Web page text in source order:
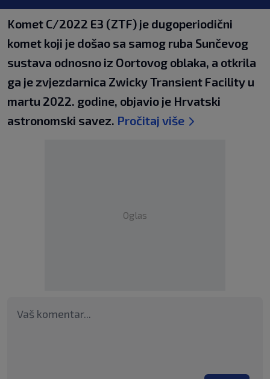
Komet C/2022 E3 (ZTF) je dugoperiodični
komet koji je došao sa samog ruba Sunčevog
sustava odnosno iz Oortovog oblaka, a otkrila
ga je zvjezdarnica Zwicky Transient Facility u
martu 2022. godine, objavio je Hrvatski
astronomski savez. Pročitaj više
Oglas